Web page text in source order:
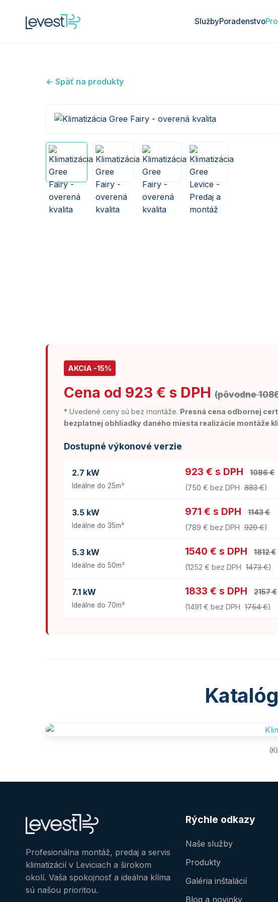
SlužbyPoradenstvo
← Späť na produkty
AKCIA -15%
Cena od 923 € s DPH(pôvodne
* Uvedené ceny sú bez montáže. Presná cena odbornej
bezplatnej obhliadky daného miesta realizácie montáže
Dostupné výkonové verzie
2.7 kW
Ideálne do 25m²
923 € s DPH
1086 €
(750 € bez DPH 883 €)
3.5 kW
Ideálne do 35m²
971 € s DPH
1143 €
(789 € bez DPH 929 €)
5.3 kW
Ideálne do 50m²
1540 € s DPH
1812 €
(1252 € bez DPH 1473 €)
7.1 kW
Ideálne do 70m²
1833 € s DPH
2157 €
(1491 € bez DPH 1754 €)
Profesionálna montáž, predaj a servis
klimatizácií v Leviciach a širokom
okolí. Vaša spokojnosť a ideálna klíma
sú našou prioritou.
Rýchle odkazy
Naše služby
Produkty
Galéria inštalácií
Blog a novinky